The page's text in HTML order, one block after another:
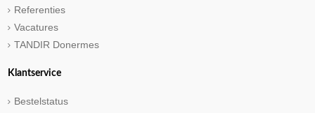
Referenties
Vacatures
TANDIR Donermes
Klantservice
Bestelstatus